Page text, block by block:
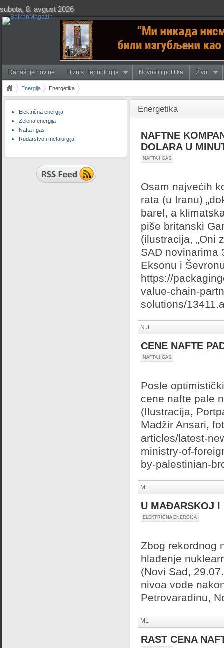
subota, 8. avgust 2026
Današnje novine Biznis i tehnologija Novosti i politika Život
Energija Energetika
Električna energija
Zelena energija
Nafta i gas
Rudarstvo i metalurgija
Energetika
NAFTNE
DOLARA U
NAFTA I GAS
Osam najvećih
rata (u Iranu)
barel, a
piše britanski
(ilustracija, „Oni
SAD novinarima
Eksonu i
https://
value-chain-
solutions/
N.J.
CENE NAFTE
NAFTA I GAS
Posle
cene nafte pale
(Ilustracija,
Madžir Ansari,
articles/latest-
ministry-of-
by-palestinian-
ML
U MAĐARSKOJ I
ELEKTRIČNA ENERGIJA
Zbog rekordnog
hlađenje
(Novi Sad,
nivoa vode
Petrovaradinu,
ML
RAST CENA